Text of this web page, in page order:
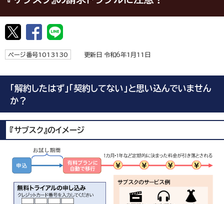
ページ番号1013130 更新日 令和6年1月11日
「解約したはず」「契約してない」と思い込んでいません
か？
『サブスク』のイメージ